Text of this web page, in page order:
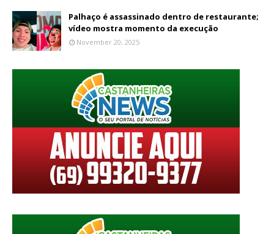
Palhaço é assassinado dentro de restaurante;
vídeo mostra momento da execução
November 20, 2025